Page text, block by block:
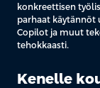
konkreettisen
parhaat käytännöt
Copilot ja muut
tehokkaasti.
Kenelle